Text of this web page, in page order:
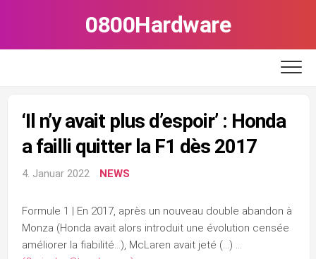
0800Hardware
‘Il n’y avait plus d’espoir’ : Honda
a failli quitter la F1 dès 2017
4. Januar 2022 NEWS
Formule 1 | En 2017, après un nouveau double abandon à
Monza (Honda avait alors introduit une évolution censée
améliorer la fiabilité…), McLaren avait jeté (…) …